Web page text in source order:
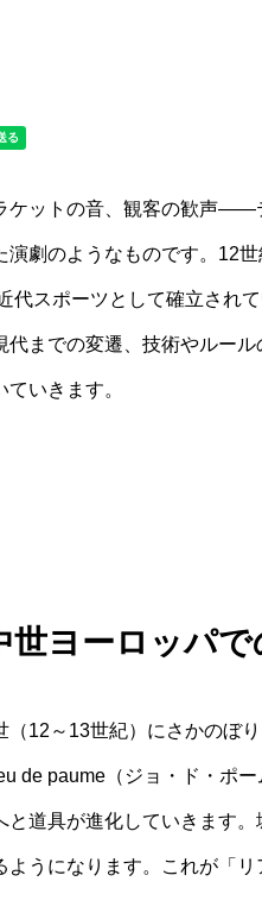
ケットの音、観客の歓声――
劇のようなものです。12
代スポーツとして確立され
までの変遷、技術やルー
いきます。
世ヨーロッパ
12～13世紀）にさかのぼ
de paume（ジョ・ド・ポ
道具が進化していきます
うになります。これが「リ